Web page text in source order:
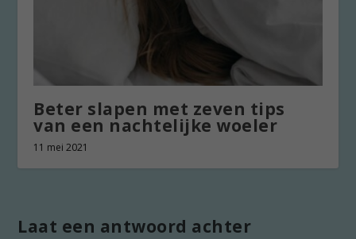
Beter slapen met zeven tips
van een nachtelijke woeler
11 mei 2021
Laat een antwoord achter